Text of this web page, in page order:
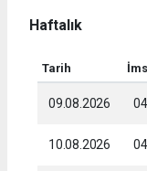
Haftalık
Tarih
09.08.2026
10.08.2026